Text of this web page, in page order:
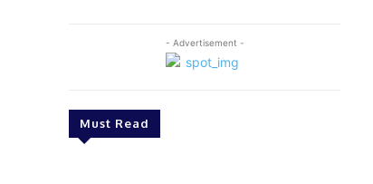
- Advertisement -
Must Read